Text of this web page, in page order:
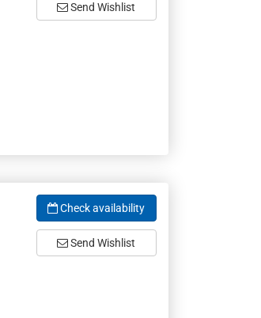
Send Wishlist
Check availability
Send Wishlist